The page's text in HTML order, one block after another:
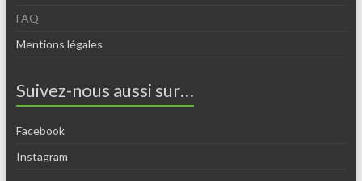
FAQ
Mentions légales
Suivez-nous aussi sur…
Facebook
Instagram